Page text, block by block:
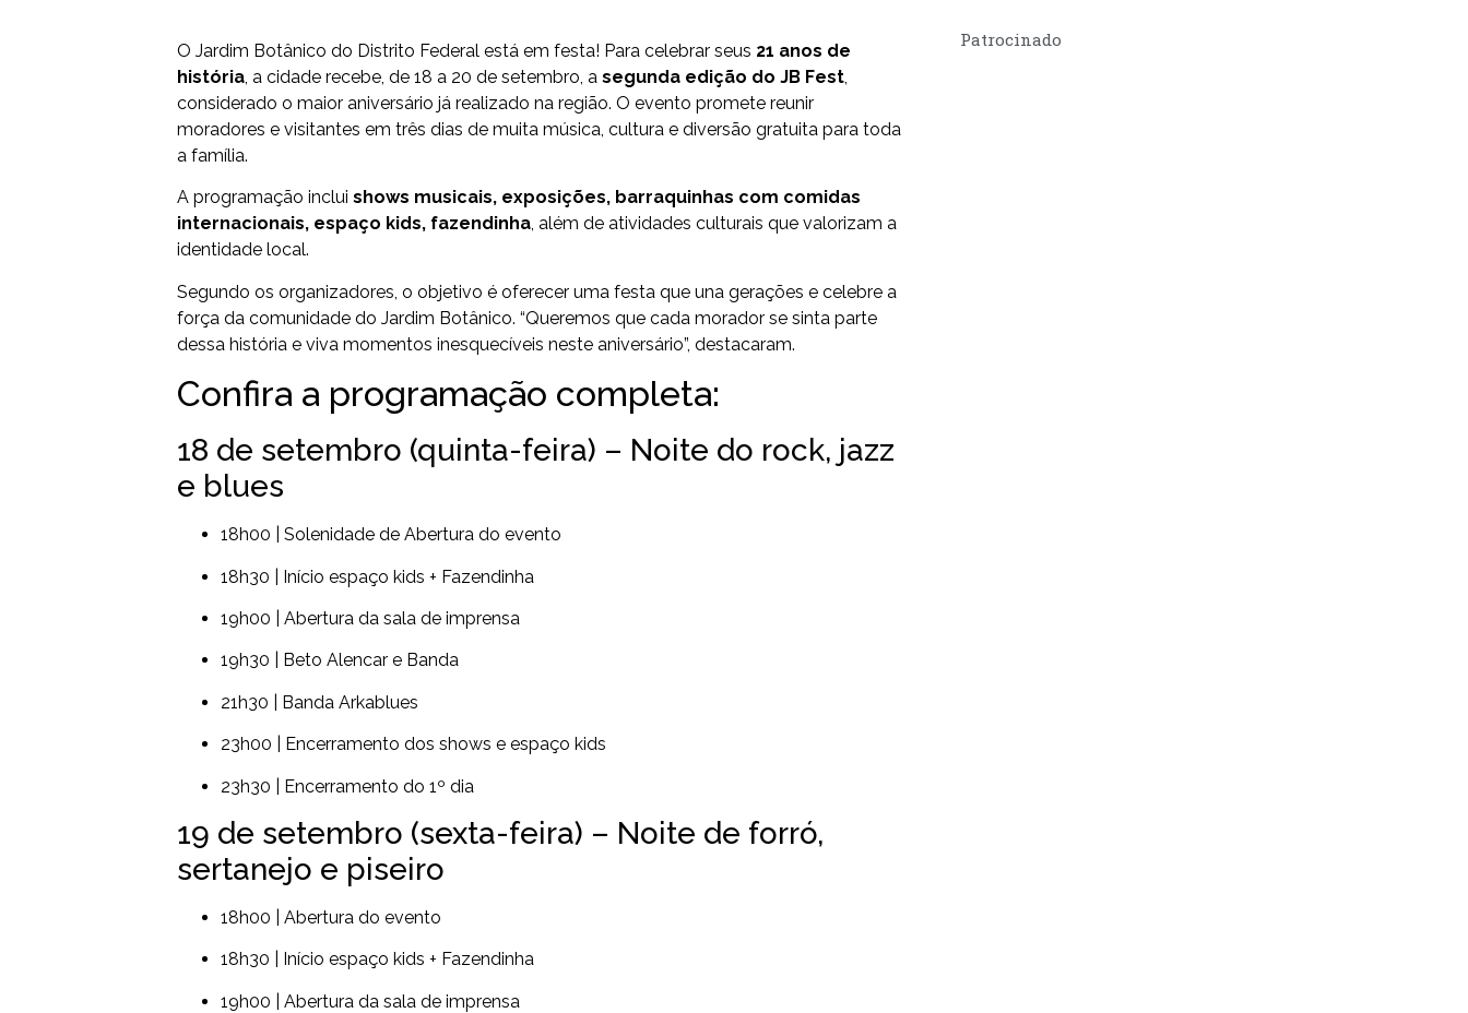
O Jardim Botânico do Distrito Federal está em festa! Para celebrar seus 21 anos de
história, a cidade recebe, de 18 a 20 de setembro, a segunda edição do JB Fest,
considerado o maior aniversário já realizado na região. O evento promete reunir
moradores e visitantes em três dias de muita música, cultura e diversão gratuita para toda
a família.
A programação inclui shows musicais, exposições, barraquinhas com comidas
internacionais, espaço kids, fazendinha, além de atividades culturais que valorizam a
identidade local.
Segundo os organizadores, o objetivo é oferecer uma festa que una gerações e celebre a
força da comunidade do Jardim Botânico. “Queremos que cada morador se sinta parte
dessa história e viva momentos inesquecíveis neste aniversário”, destacaram.
Confira a programação completa:
18 de setembro (quinta-feira) – Noite do rock, jazz
e blues
18h00 | Solenidade de Abertura do evento
18h30 | Início espaço kids + Fazendinha
19h00 | Abertura da sala de imprensa
19h30 | Beto Alencar e Banda
21h30 | Banda Arkablues
23h00 | Encerramento dos shows e espaço kids
23h30 | Encerramento do 1º dia
19 de setembro (sexta-feira) – Noite de forró,
sertanejo e piseiro
18h00 | Abertura do evento
18h30 | Início espaço kids + Fazendinha
19h00 | Abertura da sala de imprensa
Patrocinado